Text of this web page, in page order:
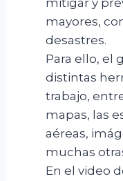
mayores,
desastres.
Para ello, el
distintas
trabajo,
mapas, las
aéreas,
muchas
En el video